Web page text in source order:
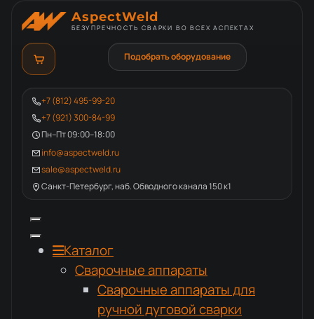
AspectWeld
БЕЗУПРЕЧНОСТЬ СВАРКИ ВО ВСЕХ АСПЕКТАХ
+7 (812) 495-99-20
+7 (921) 300-84-99
Пн–Пт 09:00–18:00
info@aspectweld.ru
sale@aspectweld.ru
Санкт-Петербург, наб. Обводного канала 150 к1
Подобрать оборудование
Каталог
Сварочные аппараты
Сварочные аппараты для
ручной дуговой сварки